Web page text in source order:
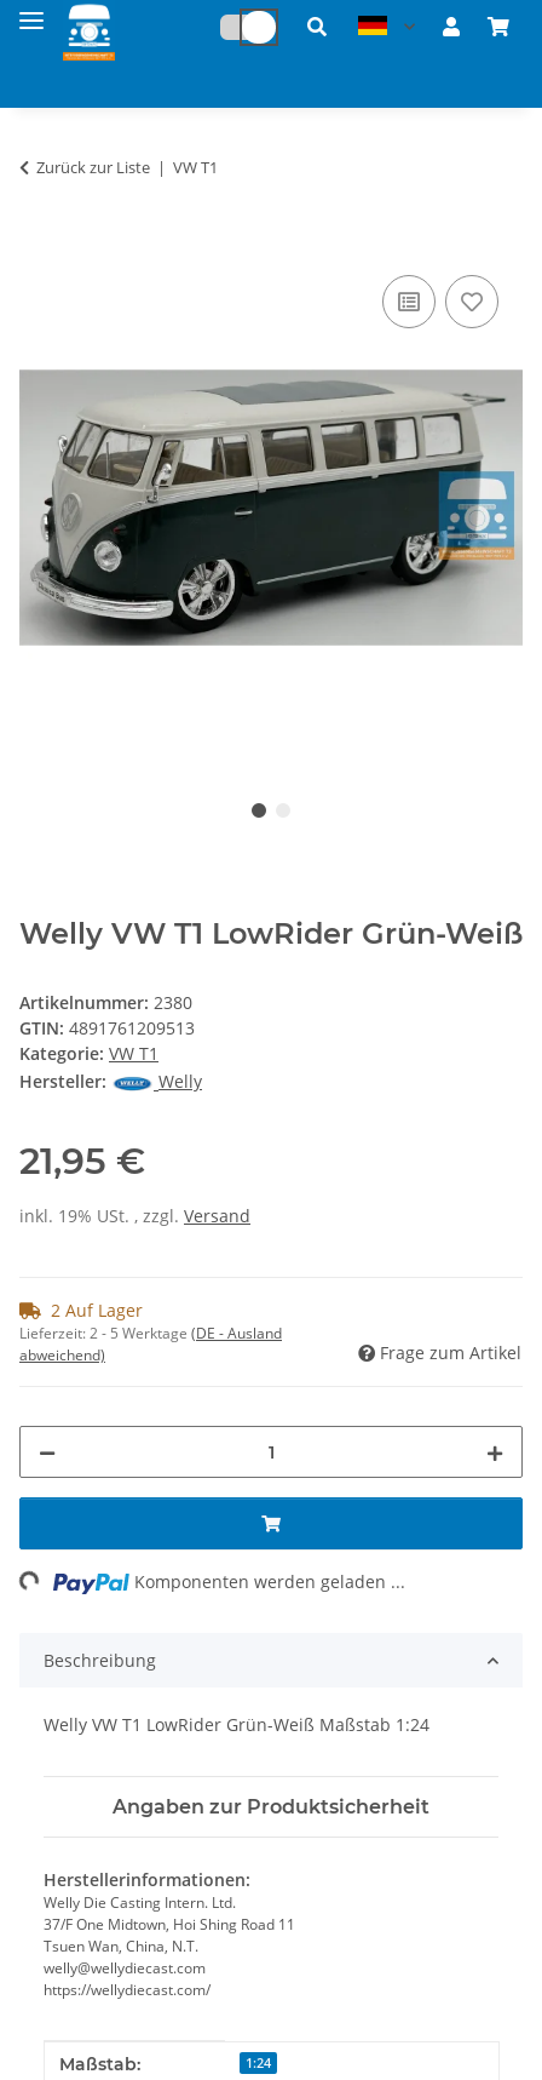
Zurück zur Liste VW T1
Welly VW T1 LowRider Grün-Weiß
Artikelnummer: 2380
GTIN: 4891761209513
Kategorie: VW T1
Hersteller:
Welly
21,95 €
inkl. 19% USt. , zzgl. Versand
2 Auf Lager
Lieferzeit:2 - 5 Werktage (DE - Ausland
abweichend)
Frage zum Artikel
Komponenten werden geladen ...
Beschreibung
Welly VW T1 LowRider Grün-Weiß Maßstab 1:24
Angaben zur Produktsicherheit
Herstellerinformationen:
Welly Die Casting Intern. Ltd.
37/F One Midtown, Hoi Shing Road 11
Tsuen Wan, China, N.T.
welly@wellydiecast.com
https://wellydiecast.com/
Produkteigenschaft
Wert
Maßstab: 1:24